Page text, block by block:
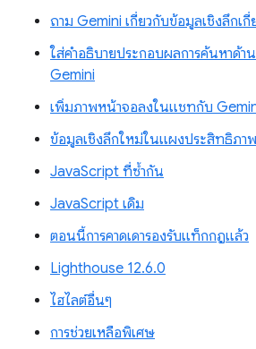
ถาม Gemini เกี่ยวกับข้อมูลเชิงลึกเ
ใส่คำอธิบายประกอบผลการค้นหาด้า
Gemini
เพิ่มภาพหน้าจอลงในแชทกับ
ข้อมูลเชิงลึกใหม่ในแผงประสิทธิภาพ
JavaScript ที่ซ้ำกัน
JavaScript เดิม
ตอนนี้การคาดเดารองรับแท็กกฎแล้ว
Lighthouse 12.6.0
ไฮไลต์อื่นๆ
การช่วยเหลือพิเศษ